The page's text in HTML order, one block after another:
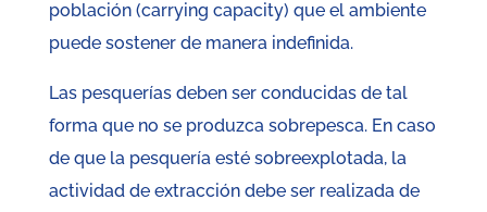
población (carrying capacity) que el ambiente
puede sostener de manera indefinida.
Las pesquerías deben ser conducidas de tal
forma que no se produzca sobrepesca. En caso
de que la pesquería esté sobreexplotada, la
actividad de extracción debe ser realizada de